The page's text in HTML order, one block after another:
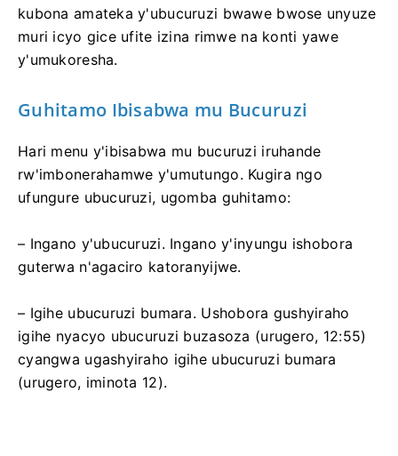
kubona amateka y'ubucuruzi bwawe bwose unyuze
muri icyo gice ufite izina rimwe na konti yawe
y'umukoresha.
Guhitamo Ibisabwa mu Bucuruzi
Hari menu y'ibisabwa mu bucuruzi iruhande
rw'imbonerahamwe y'umutungo. Kugira ngo
ufungure ubucuruzi, ugomba guhitamo:
– Ingano y'ubucuruzi. Ingano y'inyungu ishobora
guterwa n'agaciro katoranyijwe.
– Igihe ubucuruzi bumara. Ushobora gushyiraho
igihe nyacyo ubucuruzi buzasoza (urugero, 12:55)
cyangwa ugashyiraho igihe ubucuruzi bumara
(urugero, iminota 12).